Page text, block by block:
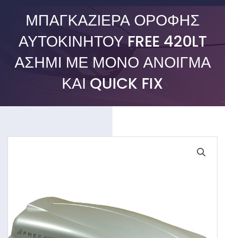
ΜΠΑΓΚΑΖΙΈΡΑ ΟΡΟΦΉΣ
ΑΥΤΟΚΙΝΉΤΟΥ FREE 420LT
ΑΣΗΜΊ ΜΕ ΜΟΝΌ ΆΝΟΙΓΜΑ
ΚΑΙ QUICK FIX